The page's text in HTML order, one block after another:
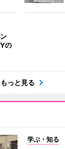
ン
の
もっと見る
学ぶ・知る